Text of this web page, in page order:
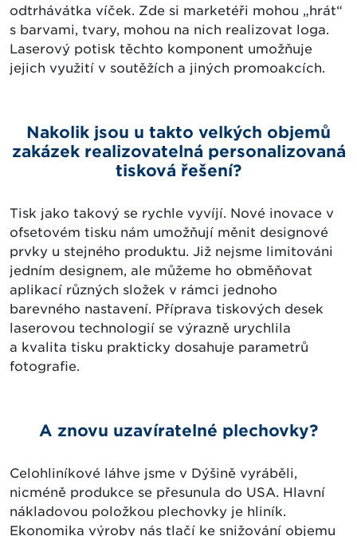
odtrhávátka víček. Zde si marketéři mohou „hrát“
s barvami, tvary, mohou na nich realizovat loga.
Laserový potisk těchto komponent umožňuje
jejich využití v soutěžích a jiných promoakcích.
Nakolik jsou u takto velkých objemů
zakázek realizovatelná personalizovaná
tisková řešení?
Tisk jako takový se rychle vyvíjí. Nové inovace v
ofsetovém tisku nám umožňují měnit designové
prvky u stejného produktu. Již nejsme limitováni
jedním designem, ale můžeme ho obměňovat
aplikací různých složek v rámci jednoho
barevného nastavení. Příprava tiskových desek
laserovou technologií se výrazně urychlila
a kvalita tisku prakticky dosahuje parametrů
fotografie.
A znovu uzavíratelné plechovky?
Celohliníkové láhve jsme v Dýšině vyráběli,
nicméně produkce se přesunula do USA. Hlavní
nákladovou položkou plechovky je hliník.
Ekonomika výroby nás tlačí ke snižování objemu